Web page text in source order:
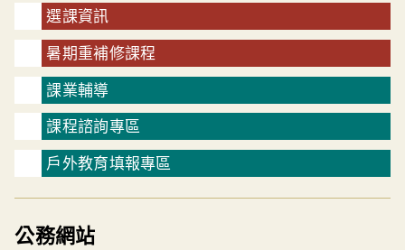
選課資訊
暑期重補修課程
課業輔導
課程諮詢專區
戶外教育填報專區
公務網站